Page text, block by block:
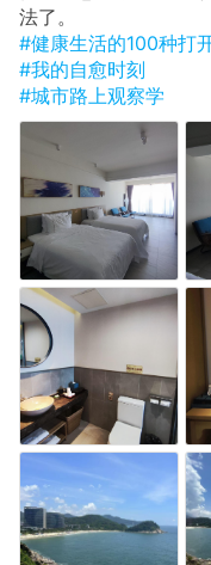
法了。
#健康生活的100种打
#我的自愈时刻
#城市路上观察学